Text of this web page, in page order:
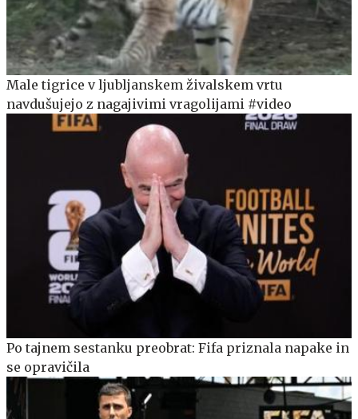
Male tigrice v ljubljanskem živalskem vrtu
navdušujejo z nagajivimi vragolijami #video
Po tajnem sestanku preobrat: Fifa priznala napake in
se opravičila